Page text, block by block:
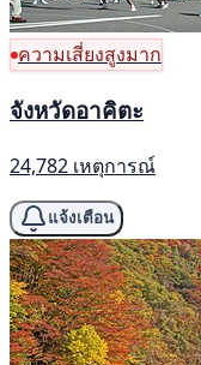
ความเสี่ยงสูงมาก
จังหวัดอาคิตะ
24,782 เหตุการณ์
แจ้งเตือน